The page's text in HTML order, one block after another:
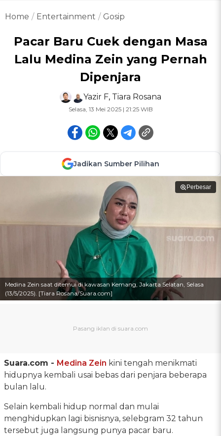
Home Entertainment Gosip
Pacar Baru Cuek dengan Masa
Lalu Medina Zein yang Pernah
Dipenjara
Yazir F, Tiara Rosana
Selasa, 13 Mei 2025 | 21:25 WIB
Jadikan Sumber Pilihan
Perbesar
Medina Zein saat ditemui di kawasan Kemang, Jakarta Selatan, Selasa
(13/5/2025). [Tiara Rosana/Suara.com]
Suara.com - Medina Zein kini tengah menikmati
hidupnya kembali usai bebas dari penjara beberapa
bulan lalu.
Selain kembali hidup normal dan mulai
menghidupkan lagi bisnisnya, selebgram 32 tahun
tersebut juga langsung punya pacar baru.